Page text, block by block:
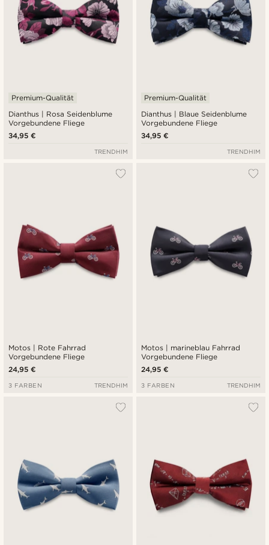
Dianthus | Rosa Seidenblume
Vorgebundene Fliege
Premium-Qualität
34,95 €
TRENDHIM
Dianthus | Blaue Seidenblume
Vorgebundene Fliege
Premium-Qualität
34,95 €
TRENDHIM
Motos | Rote Fahrrad
Vorgebundene Fliege
24,95 €
3 FARBEN TRENDHIM
Motos | marineblau Fahrrad
Vorgebundene Fliege
24,95 €
3 FARBEN TRENDHIM